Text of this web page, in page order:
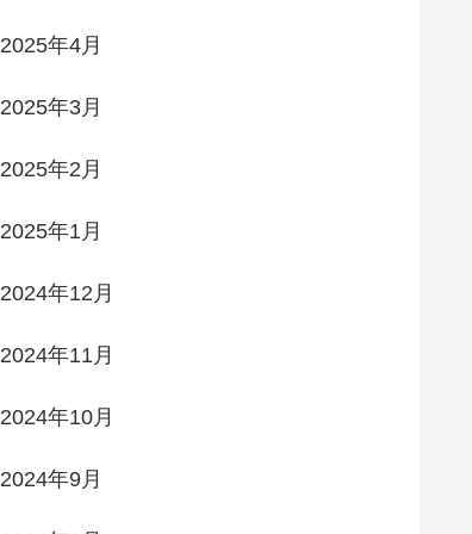
2025年4月
2025年3月
2025年2月
2025年1月
2024年12月
2024年11月
2024年10月
2024年9月